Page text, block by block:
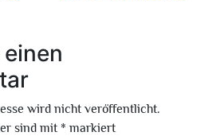
wird nicht veröffentlicht.
sind mit * markiert